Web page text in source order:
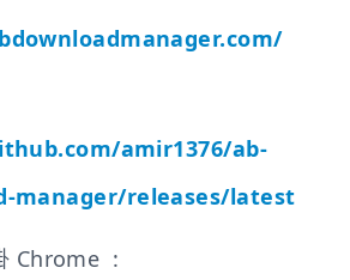
amir1376/ab-
manager/releases/latest
Chrome :